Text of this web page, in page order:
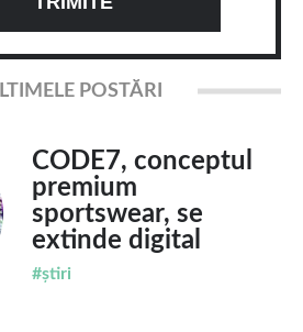
POSTĂRI
CODE7, conceptul
premium
sportswear, se
extinde digital
#știri